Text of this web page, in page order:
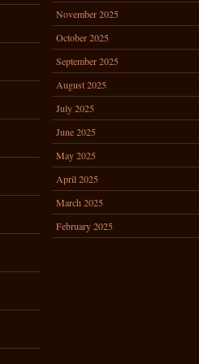
November 2025
October 2025
September 2025
August 2025
July 2025
June 2025
May 2025
April 2025
March 2025
February 2025